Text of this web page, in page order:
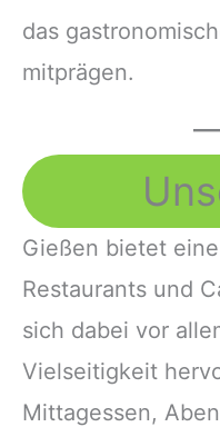
das
mitprägen.
Gießen bietet
Restaurants und
sich dabei vor
Vielseitigkeit
Mittagessen,